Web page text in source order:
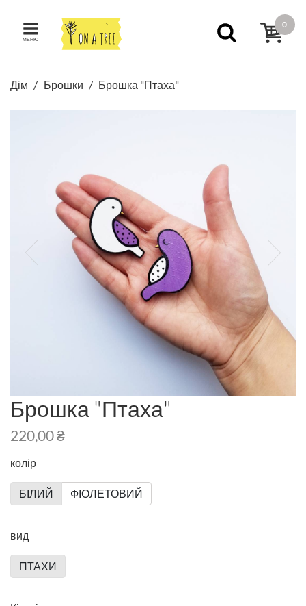
МЕНЮ
0
Дім Брошки Брошка "Птаха"
Брошка "Птаха"
220,00 ₴
колір
БІЛИЙ ФІОЛЕТОВИЙ
вид
ПТАХИ